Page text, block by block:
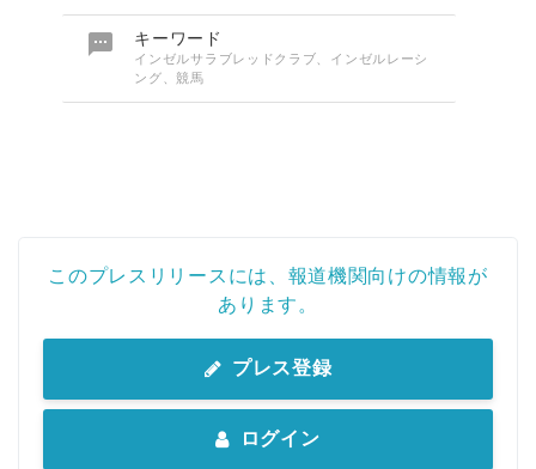
 キーワード
インゼルサラブレッドクラブ、インゼルレーシ
ング、競馬
このプレスリリースには、報道機関向けの情報が
あります。
プレス登録
ログイン